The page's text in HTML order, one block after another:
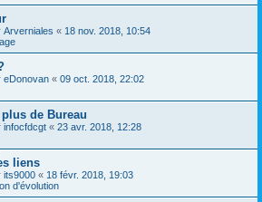
Arverniales « 18 nov. 2018, 10:54
eDonovan « 09 oct. 2018, 22:02
de Bureau
infocfdcgt « 23 avr. 2018, 12:28
liens
its9000 « 18 févr. 2018, 19:03
d'évolution